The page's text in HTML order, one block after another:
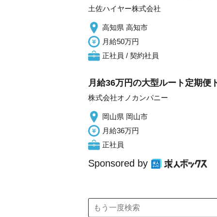
土佐ハイヤー株式会社
高知県 高知市
月給50万円
正社員 / 契約社員
月給36万円の大型ルート定期便
株式会社オノカンパニー
岡山県 岡山市
月給36万円
正社員
Sponsored by